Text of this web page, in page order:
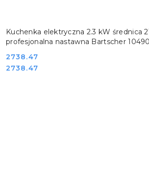
Kuchenka elektryczna 2.3 kW średnica
profesjonalna nastawna Bartscher
Cena:
2738.47
Cena:
2738.47